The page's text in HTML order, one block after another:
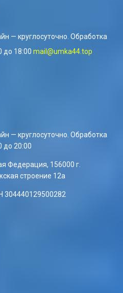
— круглосуточно. Обработка
до 18:00 mail@umka44.top
— круглосуточно. Обработка
до 20:00
Федерация, 156000 г.
строение 12а